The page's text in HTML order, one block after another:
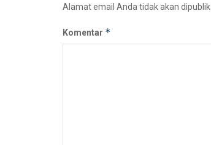
Alamat email Anda tidak akan
Komentar *